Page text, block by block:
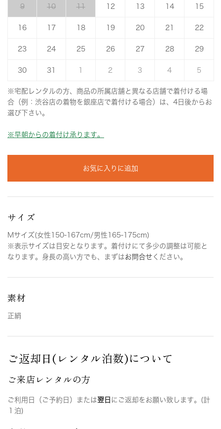
9 10 11 12 13 14 15
16 17 18 19 20 21 22
23 24 25 26 27 28 29
30 31 2 3 4 5
※宅配レンタルの方、商品の所属店舗と異なる店舗で着付ける場
合（例：渋谷店の着物を銀座店で着付ける場合）は、4日後からお
選び下さい。
※早朝からの着付け承ります。
お気に入りに追加
サイズ
Mサイズ(女性150-167cm/男性165-175cm)
※表示サイズは目安となります。着付けにて多少の調整は可能と
なります。身長の高い方でも、まずはお問合せ ください。
素材
正絹
ご返却日(レンタル泊数)について
ご来店レンタルの方
ご利用日（ご予約日）または翌日 にご返却をお願い致します。(計
１泊)